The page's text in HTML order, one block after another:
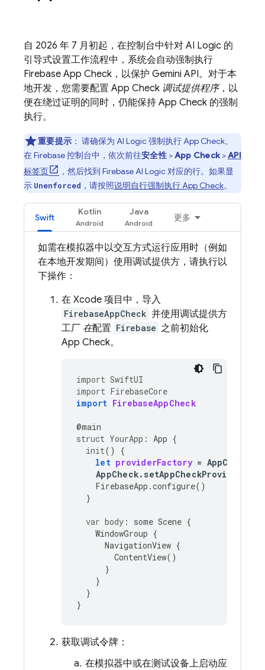
自 2026 年 7 月初起，在控制台中针对 AI Logic 的
引导式设置工作流程中，系统会自动强制执行
Firebase App Check ，以保护 Gemini API。对于本
地开发，您需要配置 App Check 调试提供程序，以
便在绕过证明的同时，仍能保持 App Check 的强制
执行。
重要提示 ： 请确保为 AI Logic强制执行App Check。
在Firebase控制台中，依次前往安全性>App Check >API
标签页
，然后找到 Firebase AI Logic对应的行。如果显
示 Unenforced ，请按照说明自行强制执行App Check。
Swift
Kotlin Java
更多
如需在模拟器中以交互方式运行应用时（例如
在本地开发期间）使用调试提供方，请执行以
下操作：
在 Xcode 项目中，导入
FirebaseAppCheck 并使用调试提供方
工厂 在配置 Firebase 之前初始化
App Check。
import SwiftUI
import FirebaseCore
import FirebaseAppCheck
@main
struct YourApp : App {
init()
{
let providerFactory =
AppCheck.
FirebaseApp .configure()
}
var body : some Scene {
WindowGroup {
NavigationView {
ContentView()
}
}
}
}
获取调试令牌：
在模拟器中或在测试设备上启动应